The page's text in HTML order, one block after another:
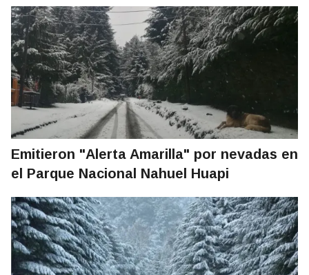
Emitieron "Alerta Amarilla" por nevadas en
el Parque Nacional Nahuel Huapi